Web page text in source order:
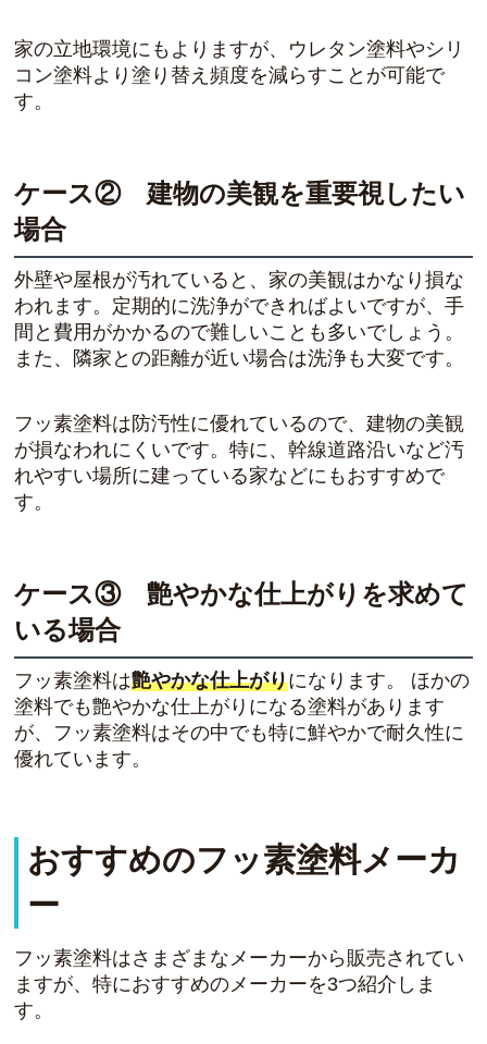
家の立地環境にもよりますが、ウレタン塗料やシリ
コン塗料より塗り替え頻度を減らすことが可能で
す。
ケース② 建物の美観を重要視したい
場合
外壁や屋根が汚れていると、家の美観はかなり損な
われます。定期的に洗浄ができればよいですが、手
間と費用がかかるので難しいことも多いでしょう。
また、隣家との距離が近い場合は洗浄も大変です。
フッ素塗料は防汚性に優れているので、建物の美観
が損なわれにくいです。特に、幹線道路沿いなど汚
れやすい場所に建っている家などにもおすすめで
す。
ケース③ 艶やかな仕上がりを求めて
いる場合
フッ素塗料は艶やかな仕上がりになります。 ほかの
塗料でも艶やかな仕上がりになる塗料があります
が、フッ素塗料はその中でも特に鮮やかで耐久性に
優れています。
おすすめのフッ素塗料メーカ
ー
フッ素塗料はさまざまなメーカーから販売されてい
ますが、特におすすめのメーカーを3つ紹介しま
す。